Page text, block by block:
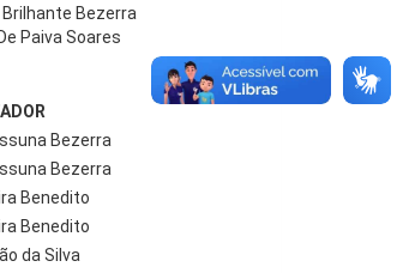
Bezerra
Paiva Soares
Bezerra
Bezerra
Benedito
Benedito
da Silva